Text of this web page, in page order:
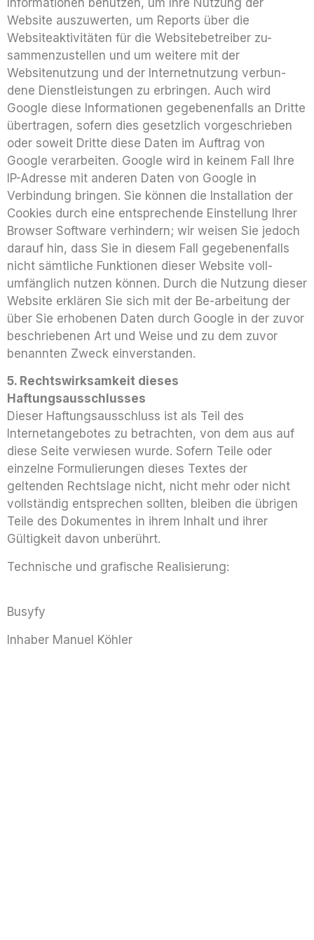
Informationen benutzen, um Ihre Nutzung der
Website auszuwerten, um Reports über die
Websiteaktivitäten für die Websitebetreiber zu-
sammenzustellen und um weitere mit der
Websitenutzung und der Internetnutzung verbun-
dene Dienstleistungen zu erbringen. Auch wird
Google diese Informationen gegebenenfalls an Dritte
übertragen, sofern dies gesetzlich vorgeschrieben
oder soweit Dritte diese Daten im Auftrag von
Google verarbeiten. Google wird in keinem Fall Ihre
IP-Adresse mit anderen Daten von Google in
Verbindung bringen. Sie können die Installation der
Cookies durch eine entsprechende Einstellung Ihrer
Browser Software verhindern; wir weisen Sie jedoch
darauf hin, dass Sie in diesem Fall gegebenenfalls
nicht sämtliche Funktionen dieser Website voll-
umfänglich nutzen können. Durch die Nutzung dieser
Website erklären Sie sich mit der Be-arbeitung der
über Sie erhobenen Daten durch Google in der zuvor
beschriebenen Art und Weise und zu dem zuvor
benannten Zweck einverstanden.
5. Rechtswirksamkeit dieses
Haftungsausschlusses
Dieser Haftungsausschluss ist als Teil des
Internetangebotes zu betrachten, von dem aus auf
diese Seite verwiesen wurde. Sofern Teile oder
einzelne Formulierungen dieses Textes der
geltenden Rechtslage nicht, nicht mehr oder nicht
vollständig entsprechen sollten, bleiben die übrigen
Teile des Dokumentes in ihrem Inhalt und ihrer
Gültigkeit davon unberührt.
Technische und grafische Realisierung:
Busyfy
Inhaber Manuel Köhler